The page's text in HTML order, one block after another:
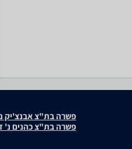
פשרה בת"צ אבנצ'יק נ' זאפ
פשרה בת"צ כהנים נ' זאפ